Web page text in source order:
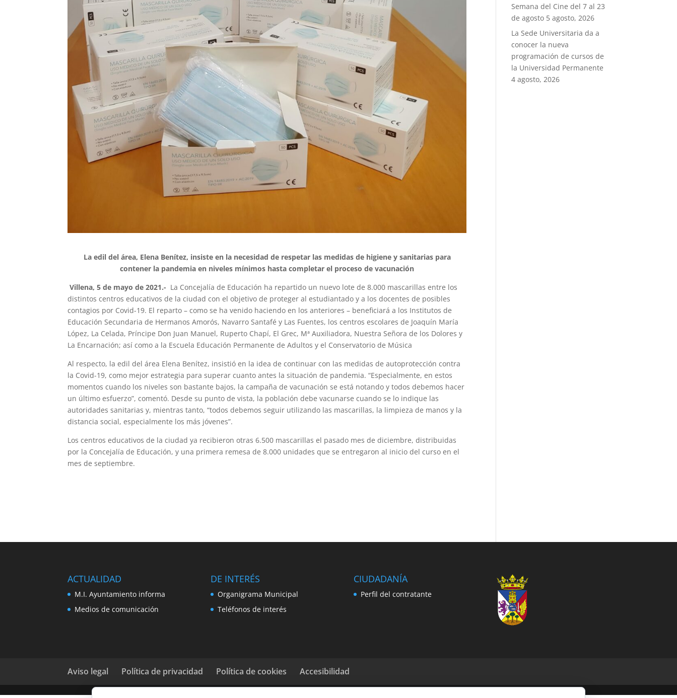
La edil del área, Elena Benítez, insiste en la necesidad de respetar las medidas de higiene y sanitarias para
contener la pandemia en niveles mínimos hasta completar el proceso de vacunación
Villena, 5 de mayo de 2021.- La Concejalía de Educación ha repartido un nuevo lote de 8.000 mascarillas entre los
distintos centros educativos de la ciudad con el objetivo de proteger al estudiantado y a los docentes de posibles
contagios por Covid-19. El reparto – como se ha venido haciendo en los anteriores – beneficiará a los Institutos de
Educación Secundaria de Hermanos Amorós, Navarro Santafé y Las Fuentes, los centros escolares de Joaquín María
López, La Celada, Príncipe Don Juan Manuel, Ruperto Chapí, El Grec, Mª Auxiliadora, Nuestra Señora de los Dolores y
La Encarnación; así como a la Escuela Educación Permanente de Adultos y el Conservatorio de Música
Al respecto, la edil del área Elena Benítez, insistió en la idea de continuar con las medidas de autoprotección contra
la Covid-19, como mejor estrategia para superar cuanto antes la situación de pandemia. “Especialmente, en estos
momentos cuando los niveles son bastante bajos, la campaña de vacunación se está notando y todos debemos hacer
un último esfuerzo”, comentó. Desde su punto de vista, la población debe vacunarse cuando se lo indique las
autoridades sanitarias y, mientras tanto, “todos debemos seguir utilizando las mascarillas, la limpieza de manos y la
distancia social, especialmente los más jóvenes”.
Los centros educativos de la ciudad ya recibieron otras 6.500 mascarillas el pasado mes de diciembre, distribuidas
por la Concejalía de Educación, y una primera remesa de 8.000 unidades que se entregaron al inicio del curso en el
mes de septiembre.
Semana del Cine del 7 al 23
de agosto 5 agosto, 2026
La Sede Universitaria da a
conocer la nueva
programación de cursos de
la Universidad Permanente
4 agosto, 2026
ACTUALIDAD
M.I. Ayuntamiento informa
Medios de comunicación
DE INTERÉS
Organigrama Municipal
Teléfonos de interés
CIUDADANÍA
Perfil del contratante
Aviso legal Política de privacidad Política de cookies Accesibilidad